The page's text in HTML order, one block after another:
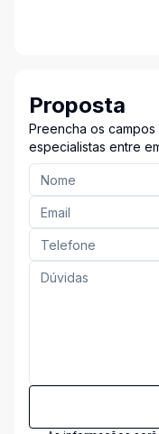
Proposta
Preencha os
especialistas entre